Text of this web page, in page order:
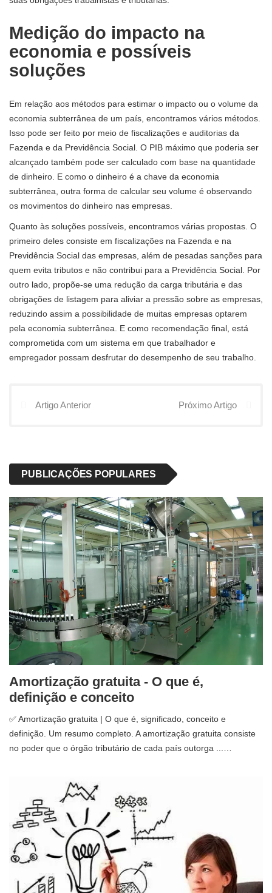
Medição do impacto na
economia e possíveis
soluções
Em relação aos métodos para estimar o impacto ou o volume da
economia subterrânea de um país, encontramos vários métodos.
Isso pode ser feito por meio de fiscalizações e auditorias da
Fazenda e da Previdência Social. O PIB máximo que poderia ser
alcançado também pode ser calculado com base na quantidade
de dinheiro. E como o dinheiro é a chave da economia
subterrânea, outra forma de calcular seu volume é observando
os movimentos do dinheiro nas empresas.
Quanto às soluções possíveis, encontramos várias propostas. O
primeiro deles consiste em fiscalizações na Fazenda e na
Previdência Social das empresas, além de pesadas sanções para
quem evita tributos e não contribui para a Previdência Social. Por
outro lado, propõe-se uma redução da carga tributária e das
obrigações de listagem para aliviar a pressão sobre as empresas,
reduzindo assim a possibilidade de muitas empresas optarem
pela economia subterrânea. E como recomendação final, está
comprometida com um sistema em que trabalhador e
empregador possam desfrutar do desempenho de seu trabalho.
Artigo Anterior Próximo Artigo
PUBLICAÇÕES POPULARES
Amortização gratuita - O que é,
definição e conceito
✅ Amortização gratuita | O que é, significado, conceito e
definição. Um resumo completo. A amortização gratuita consiste
no poder que o órgão tributário de cada país outorga ...…